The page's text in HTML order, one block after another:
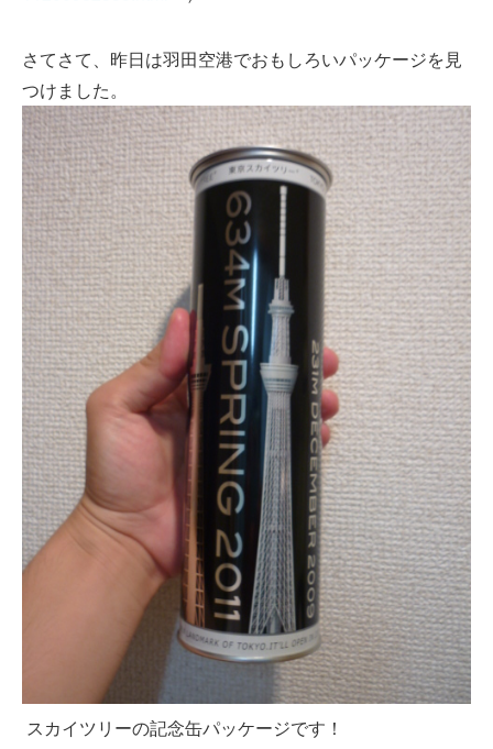
さてさて、昨日は羽田空港でおもしろいパッケージを見
つけました。
スカイツリーの記念缶パッケージです！